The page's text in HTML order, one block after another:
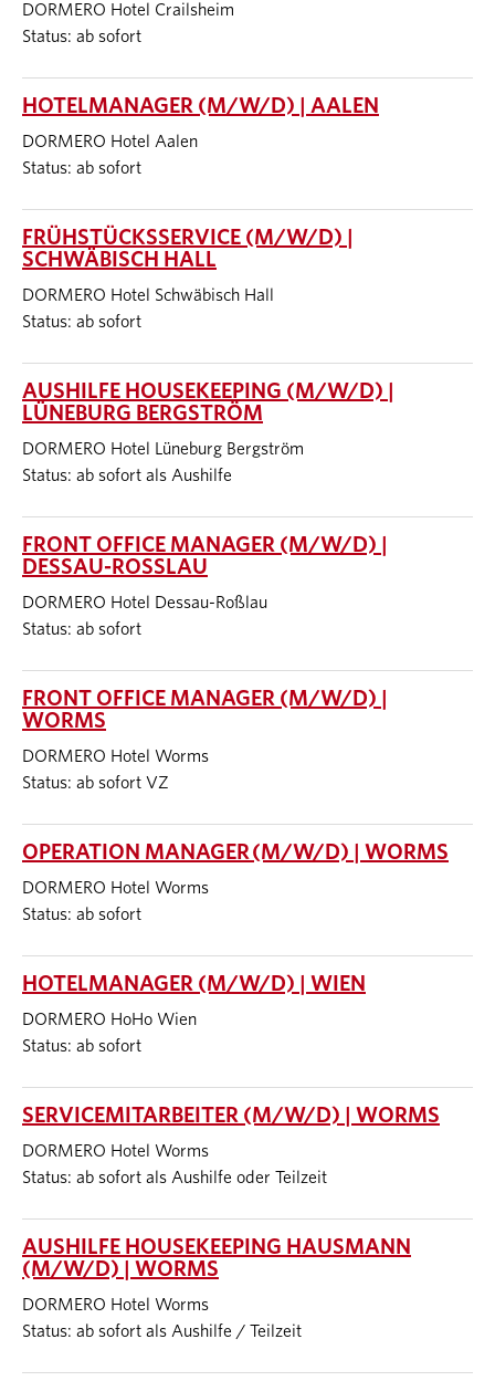
DORMERO Hotel Crailsheim
Status: ab sofort
HOTELMANAGER (M/W/D) | AALEN
DORMERO Hotel Aalen
Status: ab sofort
FRÜHSTÜCKSSERVICE (M/W/D) |
SCHWÄBISCH HALL
DORMERO Hotel Schwäbisch Hall
Status: ab sofort
AUSHILFE HOUSEKEEPING (M/W/D) |
LÜNEBURG BERGSTRÖM
DORMERO Hotel Lüneburg Bergström
Status: ab sofort als Aushilfe
FRONT OFFICE MANAGER (M/W/D) |
DESSAU-ROSSLAU
DORMERO Hotel Dessau-Roßlau
Status: ab sofort
FRONT OFFICE MANAGER (M/W/D) |
WORMS
DORMERO Hotel Worms
Status: ab sofort VZ
OPERATION MANAGER (M/W/D) | WORMS
DORMERO Hotel Worms
Status: ab sofort
HOTELMANAGER (M/W/D) | WIEN
DORMERO HoHo Wien
Status: ab sofort
SERVICEMITARBEITER (M/W/D) | WORMS
DORMERO Hotel Worms
Status: ab sofort als Aushilfe oder Teilzeit
AUSHILFE HOUSEKEEPING HAUSMANN
(M/W/D) | WORMS
DORMERO Hotel Worms
Status: ab sofort als Aushilfe / Teilzeit